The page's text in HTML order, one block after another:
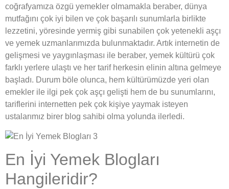
coğrafyamıza özgü yemekler olmamakla beraber, dünya
mutfağını çok iyi bilen ve çok başarılı sunumlarla birlikte
lezzetini, yöresinde yermiş gibi sunabilen çok yetenekli aşçı
ve yemek uzmanlarımızda bulunmaktadır. Artık internetin de
gelişmesi ve yaygınlaşması ile beraber, yemek kültürü çok
farklı yerlere ulaştı ve her tarif herkesin elinin altına gelmeye
başladı. Durum böle olunca, hem kültürümüzde yeri olan
emekler ile ilgi pek çok aşçı gelişti hem de bu sunumlarını,
tariflerini internetten pek çok kişiye yaymak isteyen
ustalarımız birer blog sahibi olma yolunda ilerledi.
En İyi Yemek Blogları
Hangileridir?